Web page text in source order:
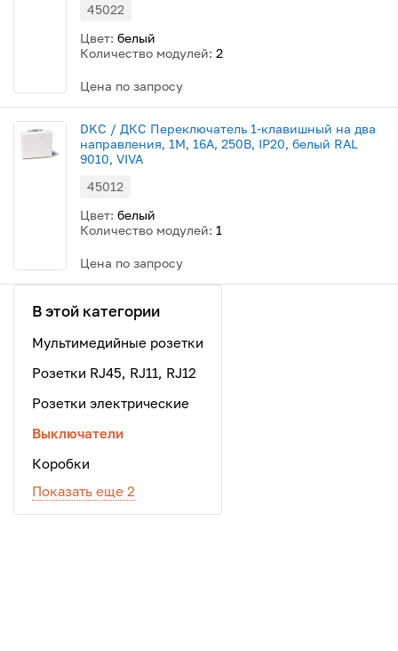
45022
Цвет: белый
Количество модулей: 2
Цена по запросу
DKC / ДКС Переключатель 1-клавишный на два
направления, 1М, 16А, 250В, IP20, белый RAL
9010, VIVA
45012
Цвет: белый
Количество модулей: 1
Цена по запросу
В этой категории
Мультимедийные розетки
Розетки RJ45, RJ11, RJ12
Розетки электрические
Выключатели
Коробки
Показать еще 2